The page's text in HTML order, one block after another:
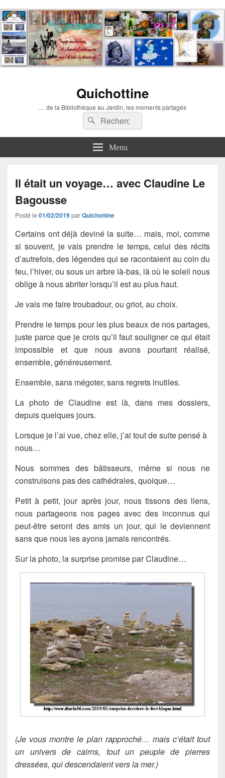
Quichottine
… de la Bibliothèque au Jardin, les moments partagés
Recherche :
Rechercher
Menu
Il était un voyage… avec Claudine Le
Bagousse
Posté le 01/02/2019parQuichottine
Certains ont déjà deviné la suite… mais, moi, comme
si souvent, je vais prendre le temps, celui des récits
d’autrefois, des légendes qui se racontaient au coin du
feu, l’hiver, ou sous un arbre là-bas, là où le soleil nous
oblige à nous abriter lorsqu’il est au plus haut.
Je vais me faire troubadour, ou griot, au choix.
Prendre le temps pour les plus beaux de nos partages,
juste parce que je crois qu’il faut souligner ce qui était
impossible et que nous avons pourtant réalisé,
ensemble, généreusement.
Ensemble, sans mégoter, sans regrets inutiles.
La photo de Claudine est là, dans mes dossiers,
depuis quelques jours.
Lorsque je l’ai vue, chez elle, j’ai tout de suite pensé à
nous…
Nous sommes des bâtisseurs, même si nous ne
construisons pas des cathédrales, quoique…
Petit à petit, jour après jour, nous tissons des liens,
nous partageons nos pages avec des inconnus qui
peut-être seront des amis un jour, qui le deviennent
sans que nous les ayons jamais rencontrés.
Sur la photo, la surprise promise par Claudine…
(Je vous montre le plan rapproché… mais c’était tout
un univers de cairns, tout un peuple de pierres
dressées, qui descendaient vers la mer.)